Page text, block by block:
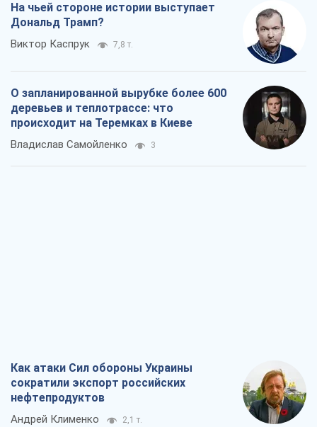
На чьей стороне истории выступает
Дональд Трамп?
Виктор Каспрук 7,8 т.
О запланированной вырубке более 600
деревьев и теплотрассе: что
происходит на Теремках в Киеве
Владислав Самойленко 3
Как атаки Сил обороны Украины
сократили экспорт российских
нефтепродуктов
Андрей Клименко 2,1 т.